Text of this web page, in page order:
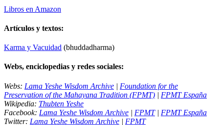
Libros en Amazon
Artículos y textos:
Karma y Vacuidad (bhuddadharma)
Webs, enciclopedias y redes sociales:
Webs: Lama Yeshe Wisdom Archive | Foundation for the
Preservation of the Mahayana Tradition (FPMT) | FPMT España
Wikipedia: Thubten Yeshe
Facebook: Lama Yeshe Wisdom Archive | FPMT| FPMT España
Twitter: Lama Yeshe Wisdom Archive | FPMT